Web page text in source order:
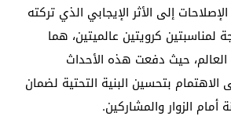
إلى الأثر الإيجابي الذي تركته
كرويتين عالميتين، هما
حيث دفعت هذه الأحداث
الاهتمام بتحسين البنية التحتية لضمان
الزوار والمشاركين.